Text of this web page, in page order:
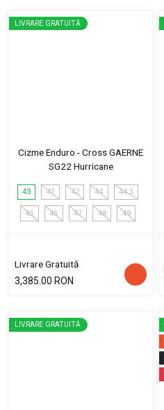
LIVRARE GRATUITĂ
Cizme Enduro - Cross GAERNE
SG22 Hurricane
43 41 42 44 44.5
45 46 47 48 49
Livrare Gratuită
3,385.00 RON
LIVRARE GRATUITĂ